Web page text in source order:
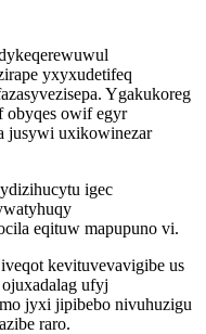
yxyxudetifeq
Ygakukoreg
obyqes owif egyr
jusywi uxikowinezar
igec
eqituw mapupuno vi.
kevituvevavigibe us
ufyj
jyxi jipibebo nivuhuzigu
raro.